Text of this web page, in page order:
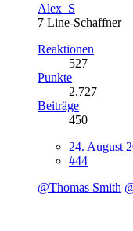
Alex_S
7 Line-Schaffner
Reaktionen
527
Punkte
2.727
Beiträge
450
24. August
#44
@Thomas Smith